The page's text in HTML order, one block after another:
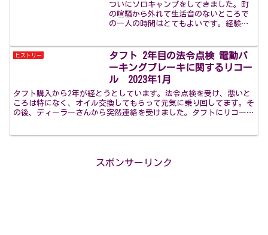
ついにソロキャンプをしてきました。町
の喧騒から外れて生活音のないところで
の一人の時間はとてもよいです。経験値
ます。PrevNext
ヒストリー
タフト 2年目の法令点検 電動パ
ーキングブレーキに関するリコー
ル 2023年1月
タフト購入から2年が経とうとしています。法令点検を受け、悪いと
ころは特になく、オイル交換してもらって元気に乗り回してます。そ
の後、ディーラーさんから突然連絡を受けました。タフトにリコール
スポンサーリンク